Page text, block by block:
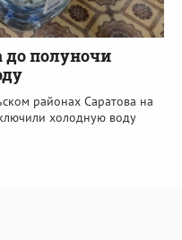
до полуночи
районах Саратова на
холодную воду